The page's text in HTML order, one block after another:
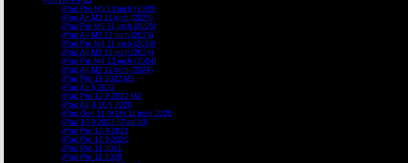
Chưa có sản phẩm trong giỏ hàng.
Chưa có sản phẩm trong giỏ hàng.
iPad Pro M5 13 inch (2025)
iPad Air M3 11 inch (2025)
iPad Pro M5 11 inch (2025)
iPad Air M3 13 inch (2025)
iPad Pro M4 11 inch (2024)
iPad Air M2 13 inch (2024)
iPad Pro M4 13 inch (2024)
iPad Air M2 11 inch (2024)
iPad Pro 11 2022 M2
iPad Air 5 2022
iPad Pro 12.9 2022 M2
iPad Air 4 10.9 2020
iPad Gen 11 (A16) 11 inch 2025
iPad 10.9 2022 (iPad 10)
iPad Pro 12.9 2021
iPad Pro 12.9.2020
iPad Pro 11 2021
iPad Pro 11 2020